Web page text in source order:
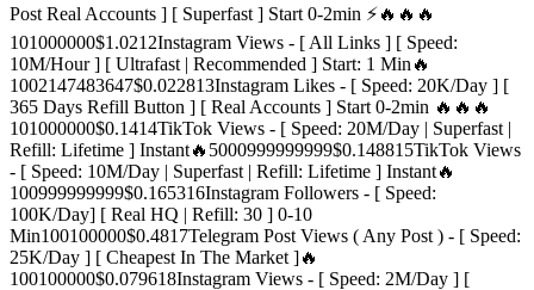
Post Real Accounts ] [ Superfast ] Start 0-2min ⚡️🔥🔥🔥
101000000$1.0212Instagram Views - [ All Links ] [ Speed:
10M/Hour ] [ Ultrafast | Recommended ] Start: 1 Min🔥
1002147483647$0.022813Instagram Likes - [ Speed: 20K/Day ] [
365 Days Refill Button ] [ Real Accounts ] Start 0-2min 🔥🔥🔥
101000000$0.1414TikTok Views - [ Speed: 20M/Day | Superfast |
Refill: Lifetime ] Instant🔥 5000999999999$0.148815TikTok Views
- [ Speed: 10M/Day | Superfast | Refill: Lifetime ] Instant🔥
100999999999$0.165316Instagram Followers - [ Speed:
100K/Day] [ Real HQ | Refill: 30 ] 0-10
Min100100000$0.4817Telegram Post Views ( Any Post ) - [ Speed:
25K/Day ] [ Cheapest In The Market ]🔥
100100000$0.079618Instagram Views - [ Speed: 2M/Day ] [